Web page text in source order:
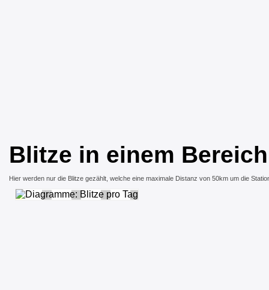
Blitze in einem
Hier werden nur die Blitze gezählt, welche eine maximale Distanz von 50km um die